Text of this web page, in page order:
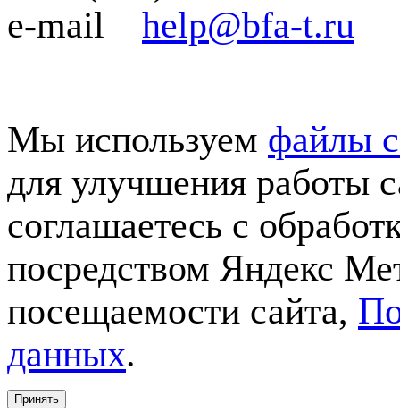
e-mail help@bfa-t.ru
Мы используем файлы
для улучшения работы
соглашаетесь с
посредством Яндекс
посещаемости сайта,
данных.
Принять